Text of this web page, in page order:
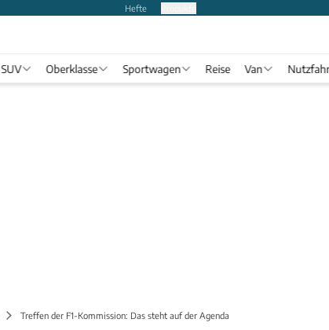
Hefte
SUV Oberklasse Sportwagen Reise Van
Treffen der F1-Kommission: Das steht auf der Agenda